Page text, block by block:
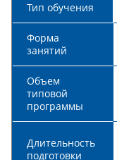
Тип обучения
Форма
занятий
Объем
типовой
программы
Длительность
подготовки